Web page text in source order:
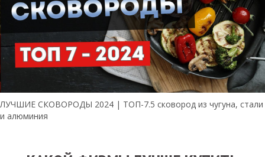
ЛУЧШИЕ СКОВОРОДЫ 2024 | ТОП-7.5 сковород из чугуна, стали
и алюминия